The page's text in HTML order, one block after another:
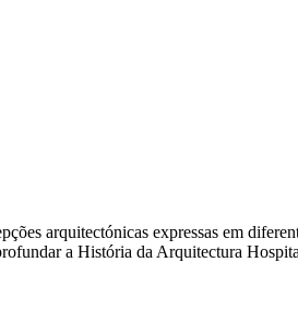
arquitectónicas expressas em
a História da Arquitectura